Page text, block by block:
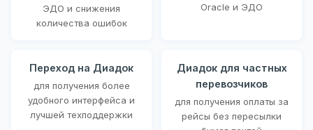
ЭДО и снижения
количества ошибок
Oracle и ЭДО
Переход на Диадок
для получения более
удобного интерфейса и
лучшей техподдержки
Диадок для частных
перевозчиков
для получения оплаты за
рейсы без пересылки